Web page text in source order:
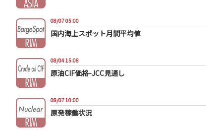
08/07 05:00
国内海上スポット月間平均値
08/04 15:08
原油CIF価格-JCC見通し
08/07 10:00
原発稼働状況